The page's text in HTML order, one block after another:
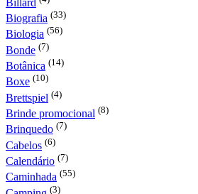
Billard
Biografia (33)
Biologia (56)
Bonde (7)
Botânica (14)
Boxe (10)
Brettspiel (4)
Brinde promocional (8)
Brinquedo (7)
Cabelos (6)
Calendário (7)
Caminhada (55)
(3)